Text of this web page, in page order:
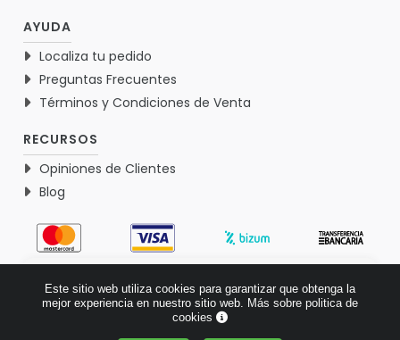
AYUDA
Localiza tu pedido
Preguntas Frecuentes
Términos y Condiciones de Venta
RECURSOS
Opiniones de Clientes
Blog
Basado en 1770 opiniones >
Este sitio web utiliza cookies para garantizar que obtenga la
mejor experiencia en nuestro sitio web. Más sobre politica de
cookies